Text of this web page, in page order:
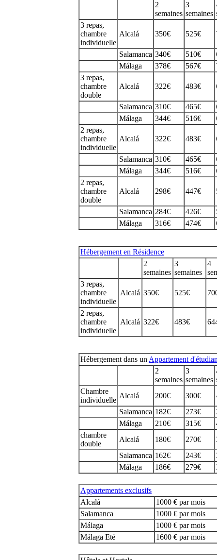
2
semaines
3
semaines
3 repas,
chambre
individuelle
Alcalá 350€ 525€
Salamanca 340€ 510€
Málaga
378€ 567€
3 repas,
chambre
double
Alcalá 322€ 483€
Salamanca 310€ 465€
Málaga
344€ 516€
2 repas,
chambre
individuelle
Alcalá 322€ 483€
Salamanca 310€ 465€
Málaga
344€ 516€
2 repas,
chambre
double
Alcalá 298€ 447€
Salamanca 284€ 426€
Málaga
316€ 474€
Hébergement en Résidence
2
semaines
3
semaines
4
3 repas,
chambre
individuelle
Alcalá 350€ 525€
2 repas,
chambre
individuelle
Alcalá 322€ 483€
Hébergement dans un Appartement
2
semaines
3
semaines
Chambre
individuelle
Alcalá 200€ 300€
Salamanca 182€ 273€
Málaga
210€ 315€
chambre
double
Alcalá 180€ 270€
Salamanca 162€ 243€
Málaga
186€ 279€
Appartements exclusifs
Alcalá
1000 € par mois
Salamanca
1000 € par mois
Málaga
1000 € par mois
Málaga Eté
1600 € par mois